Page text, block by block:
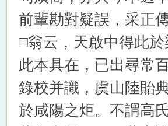
前輩勘對疑誤，采正
□翁云，天啟中得此
此本具在，已出尋常
錄校并識，虞山陸貽
於咸陽之炬。不謂高